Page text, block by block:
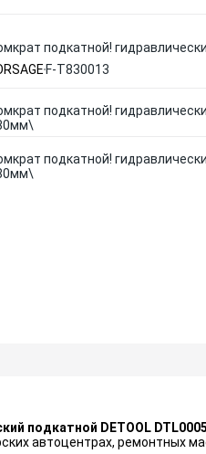
подкатной!
F-T830013
подкатной!
подкатной!
подкатной DETOOL DTL0005
автоцентрах, ремонтных